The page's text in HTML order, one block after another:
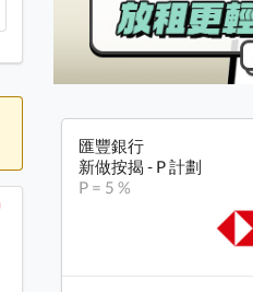
匯豐銀行
新做按揭 - P 計劃
P = 5 %